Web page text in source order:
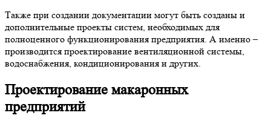
Также при создании документации могут быть созданы и
дополнительные проекты систем, необходимых для
полноценного функционирования предприятия. А именно –
производится проектирование вентиляционной системы,
водоснабжения, кондиционирования и других.
Проектирование макаронных
предприятий